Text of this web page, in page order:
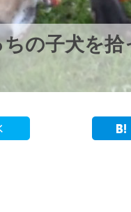
の子犬を拾